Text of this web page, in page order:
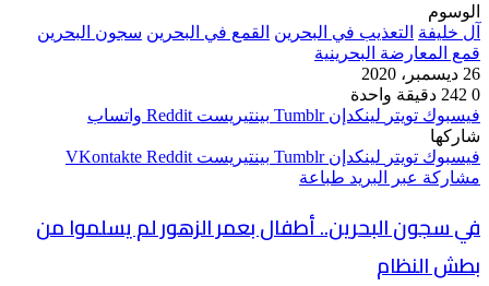
الوسوم
آل خليفة التعذيب في البحرين القمع في البحرين سجون البحرين
قمع المعارضة البحرينية
26 ديسمبر، 2020
0
دقيقة واحدة
فيسبوك تويتر لينكدإن بينتيريست
واتساب
شاركها
فيسبوك تويتر لينكدإن بينتيريست
مشاركة عبر البريد طباعة
في سجون البحرين.. أطفال بعمر الزهور لم يسلموا من
بطش النظام